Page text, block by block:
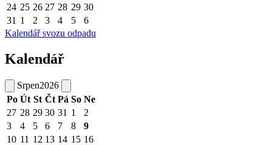
24 25 26 27 28 29 30
31 1 2 3 4 5
6
Kalendář svozu odpadu
Kalendář
Srpen2026
Po Út St Čt Pá So Ne
27 28 29 30 31 1
2
3
4 5 6 7 8
9
10 11 12 13 14 15 16